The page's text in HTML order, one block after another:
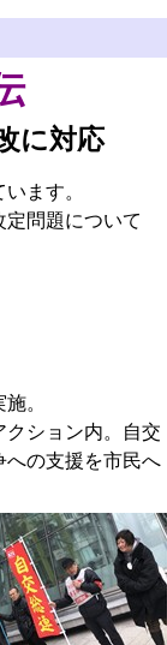
に対応
ます。
問題について
。
ション内。自交
への支援を市民へ